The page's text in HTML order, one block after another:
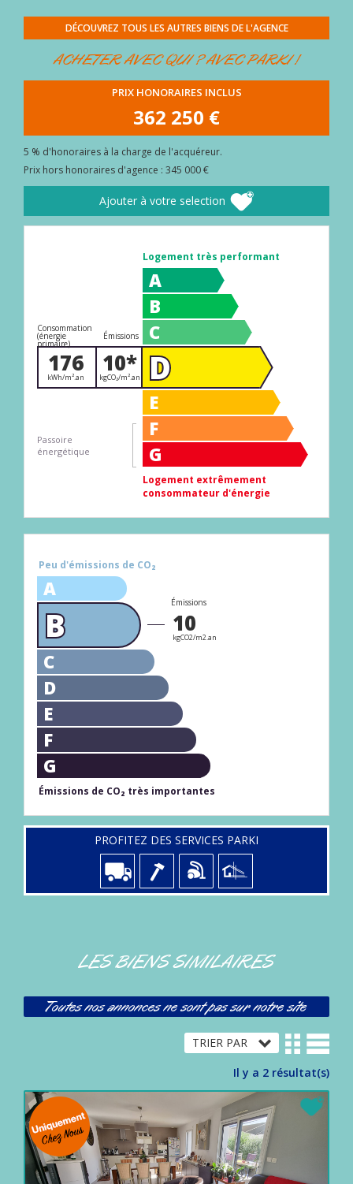
DÉCOUVREZ TOUS LES AUTRES BIENS DE L'AGENCE
ACHETER AVEC QUI ? AVEC PARKI !
PRIX HONORAIRES INCLUS
362 250 €
5 % d'honoraires à la charge de l'acquéreur.
Prix hors honoraires d'agence : 345 000 €
Ajouter à votre selection
Logement très performant
A
B
C
Consommation
(énergie
primaire)
176
kWh/m².an
Émissions
10*
kgCO₂/m².an D
E
F
G
Passoire
énergétique
Logement extrêmement
consommateur d'énergie
Peu d'émissions de CO₂
A
Émissions
10
kgCO2/m2.an
B
C
D
E
F
G
Émissions de CO₂ très importantes
PROFITEZ DES SERVICES PARKI
LES BIENS SIMILAIRES
Toutes nos annonces ne sont pas sur notre site
Il y a 2 résultat(s)